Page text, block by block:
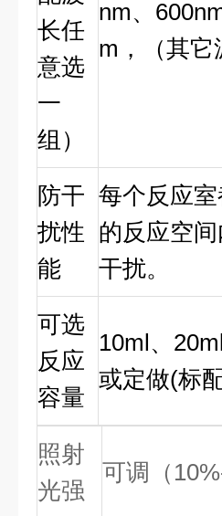
长任
意选
一
组）
nm、
m，（其它
防干
扰性
能
每个反应
的反应空
干扰。
可选
反应
容量
10ml、
或定做(标
照射
光强
可调（